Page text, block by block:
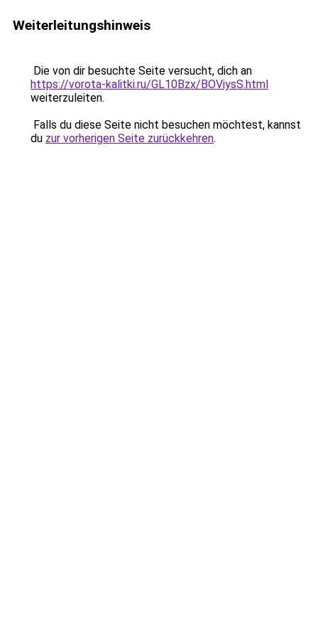
Weiterleitungshinweis
Die von dir besuchte Seite versucht, dich an
https://vorota-kalitki.ru/GL10Bzx/BOViysS.html
weiterzuleiten.
Falls du diese Seite nicht besuchen möchtest, kannst
du zur vorherigen Seite zurückkehren.